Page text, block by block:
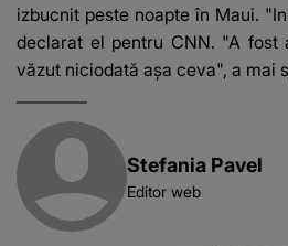
izbucnit peste noapte în Maui.
declarat el pentru CNN. "A fost
văzut niciodată așa ceva", a mai
Stefania Pavel
Editor web